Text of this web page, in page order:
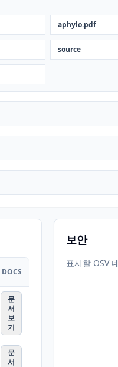
aphylo.pdf
source
DOCS
문
서
보
기
문
서
보안
표시할 OSV